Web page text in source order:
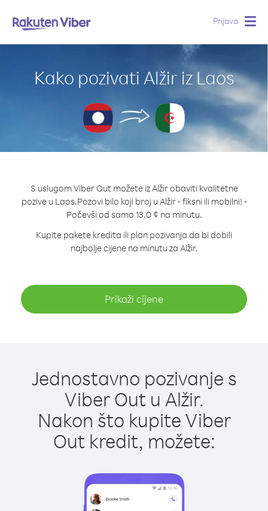
Prijava
Kako pozivati Alžir iz Laos
S uslugom Viber Out možete iz Alžir obaviti kvalitetne
pozive u Laos.Pozovi bilo koji broj u Alžir - fiksni ili mobilni! -
Počevši od samo 13.0 ¢ na minutu.
Kupite pakete kredita ili plan pozivanja da bi dobili
najbolje cijene na minutu za Alžir.
Prikaži cijene
Jednostavno pozivanje s
Viber Out u Alžir.
Nakon što kupite Viber
Out kredit, možete: